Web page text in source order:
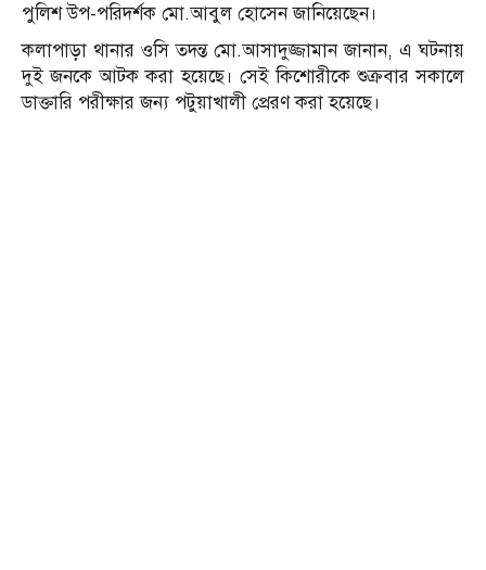
পুলিশ উপ-পরিদর্শক মো.আবুল হোসেন জানিয়েছেন।
কলাপাড়া থানার ওসি তদন্ত মো.আসাদুজ্জামান জানান, এ ঘটনায়
দুই জনকে আটক করা হয়েছে। সেই কিশোরীকে শুক্রবার সকালে
ডাক্তারি পরীক্ষার জন্য পটুয়াখালী প্রেরণ করা হয়েছে।